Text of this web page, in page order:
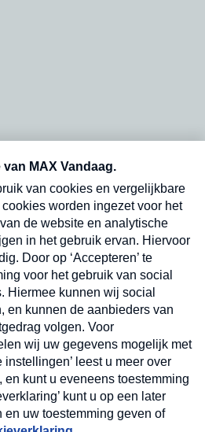
en dinsdagochtend in
Verzend
op onze
en dinsdagochtend in uw